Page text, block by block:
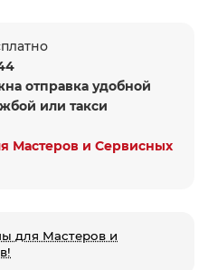
отправка удобной
или такси
Мастеров и Сервисных
для Мастеров и